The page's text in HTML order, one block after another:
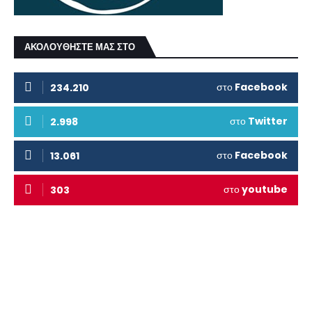
ΑΚΟΛΟΥΘΗΣΤΕ ΜΑΣ ΣΤΟ
234.210 στο Facebook
2.998 στο Twitter
13.061 στο Facebook
303 στοyoutube